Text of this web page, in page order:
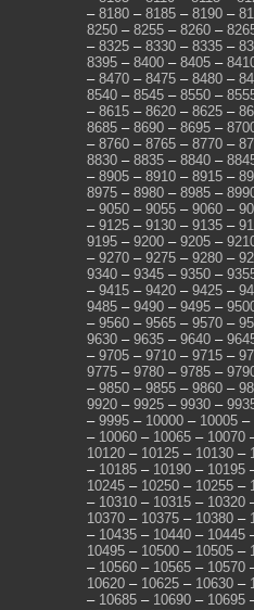
– 8180 – 8185 – 8190 –
8250 – 8255 – 8260 –
– 8325 – 8330 – 8335 –
8395 – 8400 – 8405 –
– 8470 – 8475 – 8480 –
8540 – 8545 – 8550 –
– 8615 – 8620 – 8625 –
8685 – 8690 – 8695 –
– 8760 – 8765 – 8770 –
8830 – 8835 – 8840 –
– 8905 – 8910 – 8915 –
8975 – 8980 – 8985 –
– 9050 – 9055 – 9060 –
– 9125 – 9130 – 9135 –
9195 – 9200 – 9205 –
– 9270 – 9275 – 9280 –
9340 – 9345 – 9350 –
– 9415 – 9420 – 9425 –
9485 – 9490 – 9495 –
– 9560 – 9565 – 9570 –
9630 – 9635 – 9640 –
– 9705 – 9710 – 9715 –
9775 – 9780 – 9785 –
– 9850 – 9855 – 9860 –
9920 – 9925 – 9930 –
– 9995 – 10000 – 10005 –
– 10060 – 10065 – 10070
10120 – 10125 – 10130 –
– 10185 – 10190 – 10195
10245 – 10250 – 10255 –
– 10310 – 10315 – 10320
10370 – 10375 – 10380 –
– 10435 – 10440 – 10445
10495 – 10500 – 10505 –
– 10560 – 10565 – 10570
10620 – 10625 – 10630 –
– 10685 – 10690 – 10695